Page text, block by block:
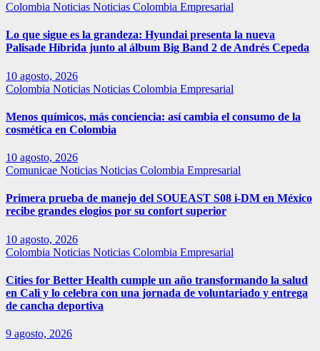
Colombia Noticias Noticias Colombia Empresarial
Lo que sigue es la grandeza: Hyundai presenta la nueva
Palisade Híbrida junto al álbum Big Band 2 de Andrés Cepeda
10 agosto, 2026
Colombia Noticias Noticias Colombia Empresarial
Menos químicos, más conciencia: así cambia el consumo de la
cosmética en Colombia
10 agosto, 2026
Comunicae Noticias Noticias Colombia Empresarial
Primera prueba de manejo del SOUEAST S08 i-DM en México
recibe grandes elogios por su confort superior
10 agosto, 2026
Colombia Noticias Noticias Colombia Empresarial
Cities for Better Health cumple un año transformando la salud
en Cali y lo celebra con una jornada de voluntariado y entrega
de cancha deportiva
9 agosto, 2026